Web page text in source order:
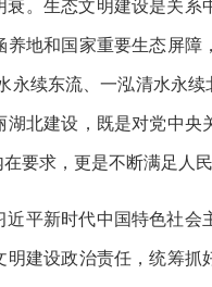
。生态文明建设是关
地和国家重要生态屏
永续东流、一泓清水永
北建设，既是对党中
要求，更是不断满足人
平新时代中国特色社
建设政治责任，统筹